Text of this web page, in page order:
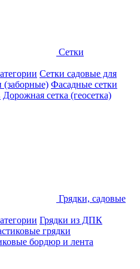
Сетки
Сетки садовые для
Фасадные сетки
Дорожная сетка (геосетка)
Грядки, садовые
Грядки из ДПК
грядки
бордюр и лента